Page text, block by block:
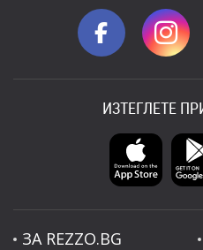
ИЗТЕГЛЕТЕ
ЗА REZZO.BG